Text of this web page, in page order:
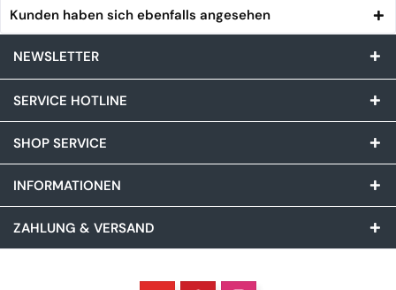
Kunden haben sich ebenfalls angesehen
NEWSLETTER
SERVICE HOTLINE
SHOP SERVICE
INFORMATIONEN
ZAHLUNG & VERSAND